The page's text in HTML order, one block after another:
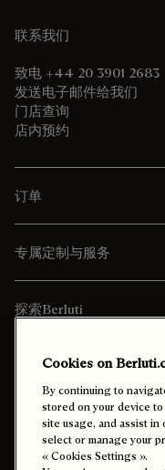
联系我们
致电 +44 20 3901 2683
发送电子邮件给我们
门店查询
店内预约
订单
专属定制与服务
探索Berluti
寄送至 中國香港特
Cookies on
By continuing to
stored on your device
site usage, and assist in
select or manage your
« Cookies Settings ».